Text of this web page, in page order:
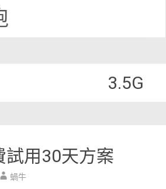
3.5G
試用30天方案
蝸牛